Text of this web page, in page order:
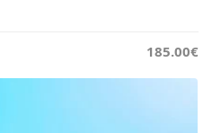
185.00€